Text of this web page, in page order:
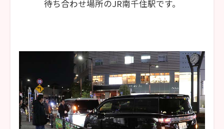
待ち合わせ場所のJR南千住駅です。